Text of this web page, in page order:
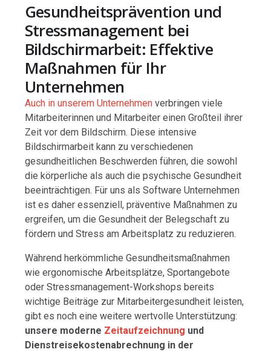
Gesundheitsprävention und
Stressmanagement bei
Bildschirmarbeit: Effektive
Maßnahmen für Ihr
Unternehmen
Auch in unserem Unternehmenverbringen viele
Mitarbeiterinnen und Mitarbeiter einen Großteil ihrer
Zeit vor dem Bildschirm. Diese intensive
Bildschirmarbeit kann zu verschiedenen
gesundheitlichen Beschwerden führen, die sowohl
die körperliche als auch die psychische Gesundheit
beeinträchtigen. Für uns als Software Unternehmen
ist es daher essenziell, präventive Maßnahmen zu
ergreifen, um die Gesundheit der Belegschaft zu
fördern und Stress am Arbeitsplatz zu reduzieren.
Während herkömmliche Gesundheitsmaßnahmen
wie ergonomische Arbeitsplätze, Sportangebote
oder Stressmanagement-Workshops bereits
wichtige Beiträge zur Mitarbeitergesundheit leisten,
gibt es noch eine weitere wertvolle Unterstützung:
unsere moderne Zeitaufzeichnung und
Dienstreisekostenabrechnung in der